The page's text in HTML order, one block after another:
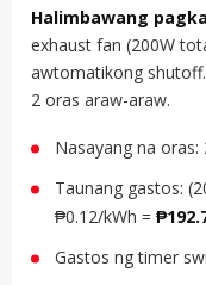
Halimbawang
exhaust fan (200W
awtomatikong
2 oras araw-araw.
Nasayang na
Taunang gastos:
₱0.12/kWh =
Gastos ng timer